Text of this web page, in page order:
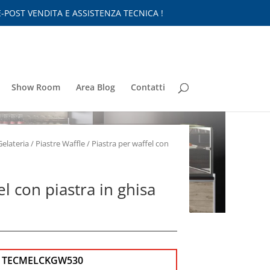
VENDITA E ASSISTENZA TECNICA !
Show Room Area Blog Contatti
/ Piastre Waffle/ Piastra per waffel con
con piastra in ghisa
TECMELCKGW530